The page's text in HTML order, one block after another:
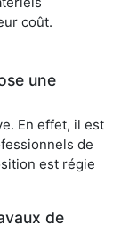
coût.
une
En effet, il est
de
est régie
de